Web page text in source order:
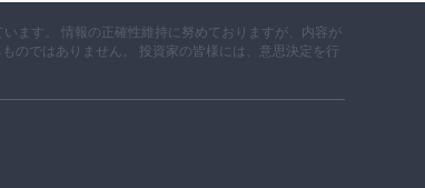
ます。 情報の正確性維持に努めておりますが、内容が
のではありません。 投資家の皆様には、意思決定を行